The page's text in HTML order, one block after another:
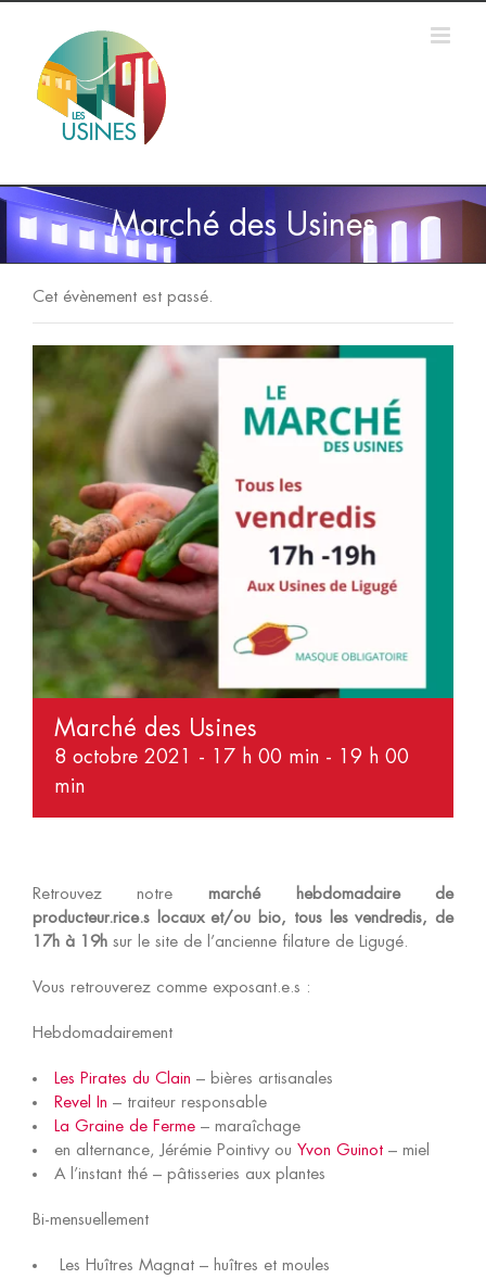
contenu
Marché des Usines
Cet évènement est passé.
Marché des Usines
8 octobre 2021 - 17 h 00 min - 19 h 00
min
Retrouvez notre marché hebdomadaire de
producteur.rice.s locaux et/ou bio, tous les vendredis, de
17h à 19hsur le site de l’ancienne filature de Ligugé.
Vous retrouverez comme exposant.e.s :
Hebdomadairement
Les Pirates du Clain – bières artisanales
Revel In – traiteur responsable
La Graine de Ferme– maraîchage
en alternance, Jérémie Pointivy ou Yvon Guinot– miel
A l’instant thé – pâtisseries aux plantes
Bi-mensuellement
Les Huîtres Magnat – huîtres et moules